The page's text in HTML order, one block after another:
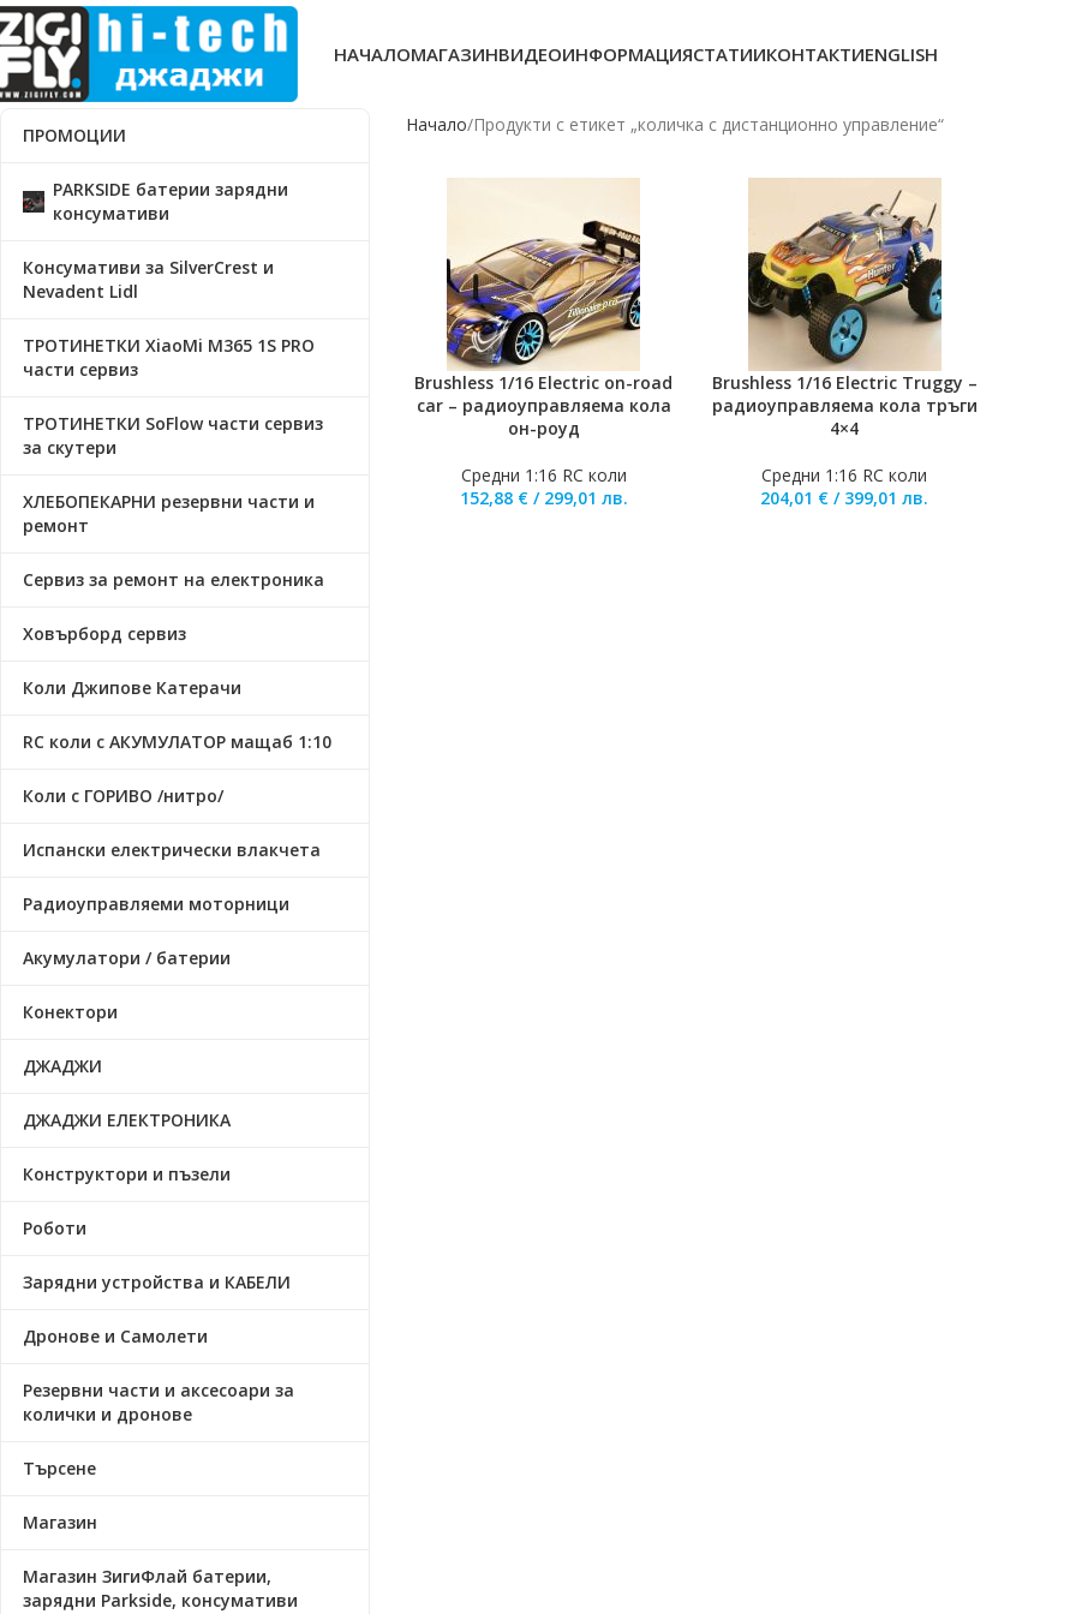
НАЧАЛОМАГАЗИНВИДЕОИНФОРМАЦИЯСТАТИИКОНТАКТИENGLISH
ПРОМОЦИИ
PARKSIDE батерии зарядни
консумативи
Консумативи за SilverCrest и
Nevadent Lidl
ТРОТИНЕТКИ XiaoMi M365 1S PRO
части сервиз
ТРОТИНЕТКИ SoFlow части сервиз
за скутери
ХЛЕБОПЕКАРНИ резервни части и
ремонт
Сервиз за ремонт на електроника
Ховърборд сервиз
Коли Джипове Катерачи
RC коли с АКУМУЛАТОР мащаб 1:10
Коли с ГОРИВО /нитро/
Испански електрически влакчета
Радиоуправляеми моторници
Акумулатори / батерии
Конектори
ДЖАДЖИ
ДЖАДЖИ ЕЛЕКТРОНИКА
Конструктори и пъзели
Роботи
Зарядни устройства и КАБЕЛИ
Дронове и Самолети
Резервни части и аксесоари за
колички и дронове
Търсене
Магазин
Магазин ЗигиФлай батерии,
зарядни Parkside, консумативи
Начало Продукти с етикет „количка с дистанционно управление“
ДОБАВЯНЕ В КОЛИЧКАТА
Brushless 1/16 Electric on-road
car – радиоуправляема кола
он-роуд
Средни 1:16 RC коли
152,88 € / 299,01 лв.
ДОБАВЯНЕ В КОЛИЧКАТА
Brushless 1/16 Electric Truggy –
радиоуправляема кола тръги
4×4
Средни 1:16 RC коли
204,01 € / 399,01лв.